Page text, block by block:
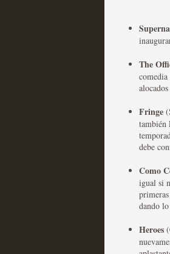
MOLTISANTI
La
MOLTISANTI
The
Fringe
también
debe
Como
igual si
dando
Heroes